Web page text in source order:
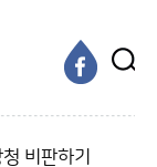
비판하기